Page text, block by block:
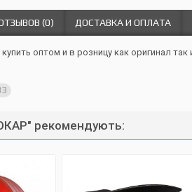
(0) ДОСТАВКА И ОПЛАТА
оптом и в розницу как оригинал
рекомендують: